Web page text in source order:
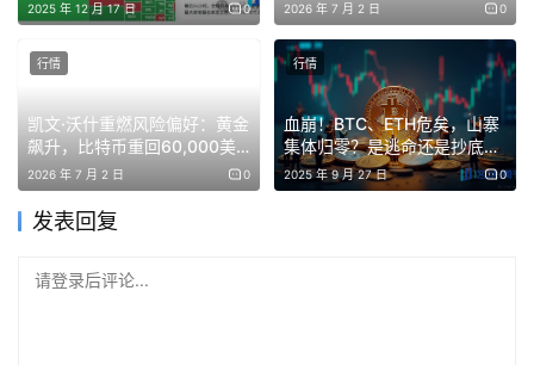
绿。关键就在于你看清分水岭，敢不敢
按规则执行。
策略：今日关注4486位置，守住此位多头趋势延续，上方
调，支撑位4448、4405、4370。
提醒：目前市场只是冲高回落，关注我今天给的位置，操作
2025 年 12 月 17 日 0 2026 年 7 月 2 日 0
凯文·沃什重燃风险偏好：黄金
飙升，比特币重回60,000美
元
2026 年 7 月 2 日 0
行情
血崩！BTC、ETH危矣，山寨
集体归零？是逃命还是抄底？
$AVNT逆势发“工资”，Alpha
新币如何挖掘黑马币？
2025 年 9 月 27 日 0
行情
发表回复
请登录后评论...